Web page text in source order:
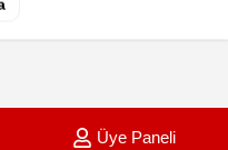
11:37
Üye Paneli